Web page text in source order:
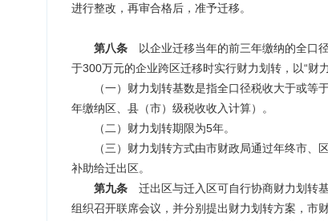
进行整改，再审合格后，准予迁移。
第八条
以企业迁移当年的前三年缴纳的全口
于300万元的企业跨区迁移时实行财力划转， 以“财
（一）财力划转基数是指全口径税收大于或等于
年缴纳区、县（市）级税收收入计算）。
（二）财力划转期限为5年。
（三）财力划转方式由市财政局通过年终市、区
补助给迁出区。
第九条 迁出区与迁入区可自行协商财力划转
组织召开联席会议，并分别提出财力划转方案， 市